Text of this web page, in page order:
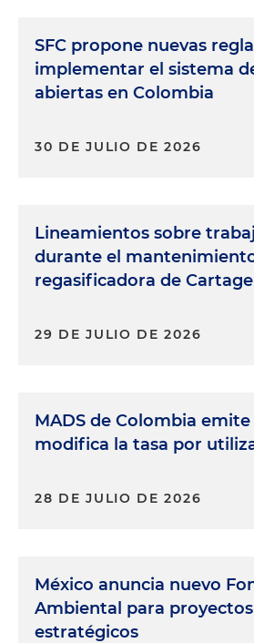
SFC propone nuevas
implementar el sistema
abiertas en Colombia
30 DE JULIO DE 2026
Lineamientos sobre
durante el
regasificadora de
29 DE JULIO DE 2026
MADS de Colombia
modifica la tasa por
28 DE JULIO DE 2026
México anuncia nuevo
Ambiental para
estratégicos